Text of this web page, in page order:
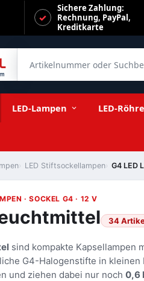
Sichere Zahlung:
Rechnung, PayPal,
Kreditkarte
LED-Lampen LED-
LED Stiftsockellampen G4 LED
· SOCKEL G4 · 12 V
34
sind kompakte Kapsellampen
G4-Halogenstifte in
und ziehen dabei nur noch 0,6